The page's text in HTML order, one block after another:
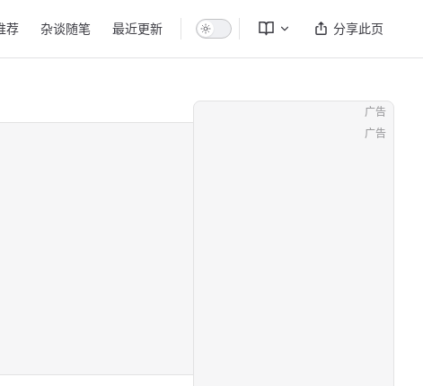
荐 杂谈随笔 最近更新 分享此页
广告
广告